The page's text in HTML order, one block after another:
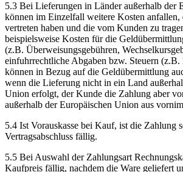
5.3 Bei Lieferungen in Länder außerhalb der
können im Einzelfall weitere Kosten
vertreten haben und die vom Kunden zu
beispielsweise Kosten für die
(z.B. Überweisungsgebühren,
einfuhrrechtliche Abgaben bzw. Steuern
können in Bezug auf die Geldübermittlung
wenn die Lieferung nicht in ein Land
Union erfolgt, der Kunde die Zahlung aber
außerhalb der Europäischen Union aus
5.4 Ist Vorauskasse bei Kauf, ist die Zahlung
Vertragsabschluss fällig.
5.5 Bei Auswahl der Zahlungsart
Kaufpreis fällig, nachdem die Ware geliefert